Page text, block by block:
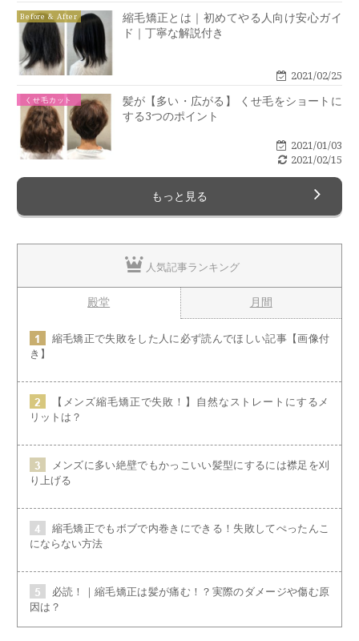
Before & After
2021/02/25
縮毛矯正とは｜初めてやる人向け安心ガイ
ド｜丁寧な解説付き
くせ毛カット
2021/01/03
2021/02/15
髪が【多い・広がる】 くせ毛をショートに
する3つのポイント
もっと見る
人気記事ランキング
殿堂 月間
縮毛矯正で失敗をした人に必ず読んでほしい記事【画像付
き】
【メンズ縮毛矯正で失敗！】自然なストレートにするメ
リットは？
メンズに多い絶壁でもかっこいい髪型にするには襟足を刈
り上げる
縮毛矯正でもボブで内巻きにできる！失敗してぺったんこ
にならない方法
必読！｜縮毛矯正は髪が痛む！？実際のダメージや傷む原
因は？